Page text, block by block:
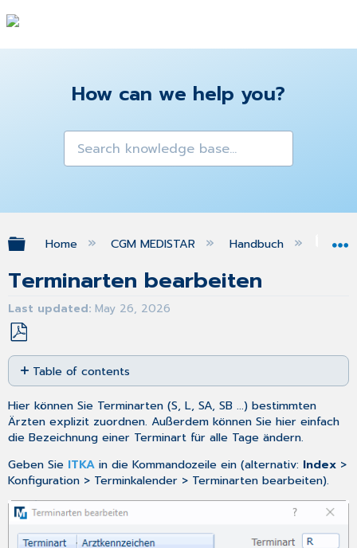
How can we help you?
Expand/collapse global hierarchy
Home CGM MEDISTAR Handbuch
Terminarten bearbeiten
Last updated May 26, 2026
Save
as
PDF
Table of contents
No
headers
Hier können Sie Terminarten (S, L, SA, SB ...) bestimmten
Ärzten explizit zuordnen. Außerdem können Sie hier einfach
die Bezeichnung einer Terminart für alle Tage ändern.
Geben Sie ITKA in die Kommandozeile ein (alternativ: Index >
Konfiguration > Terminkalender > Terminarten bearbeiten).